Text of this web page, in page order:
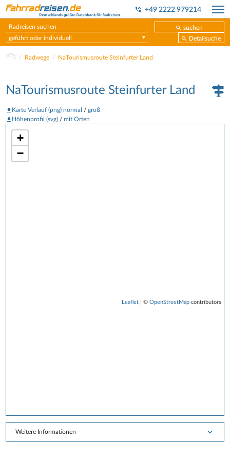
+49 2222 979214
suchen
geführt oder individuell
Detailsuche
Radwege NaTourismusroute Steinfurter Land
+
−
Leaflet| © OpenStreetMapcontributors
Weitere Informationen
NaTourismusroute Steinfurter Land
Karte Verlauf (png) normal /groß
Höhenprofil (svg) /mit Orten